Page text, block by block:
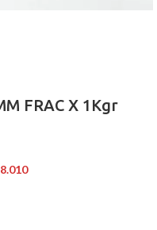
FRAC X 1Kgr
8.010